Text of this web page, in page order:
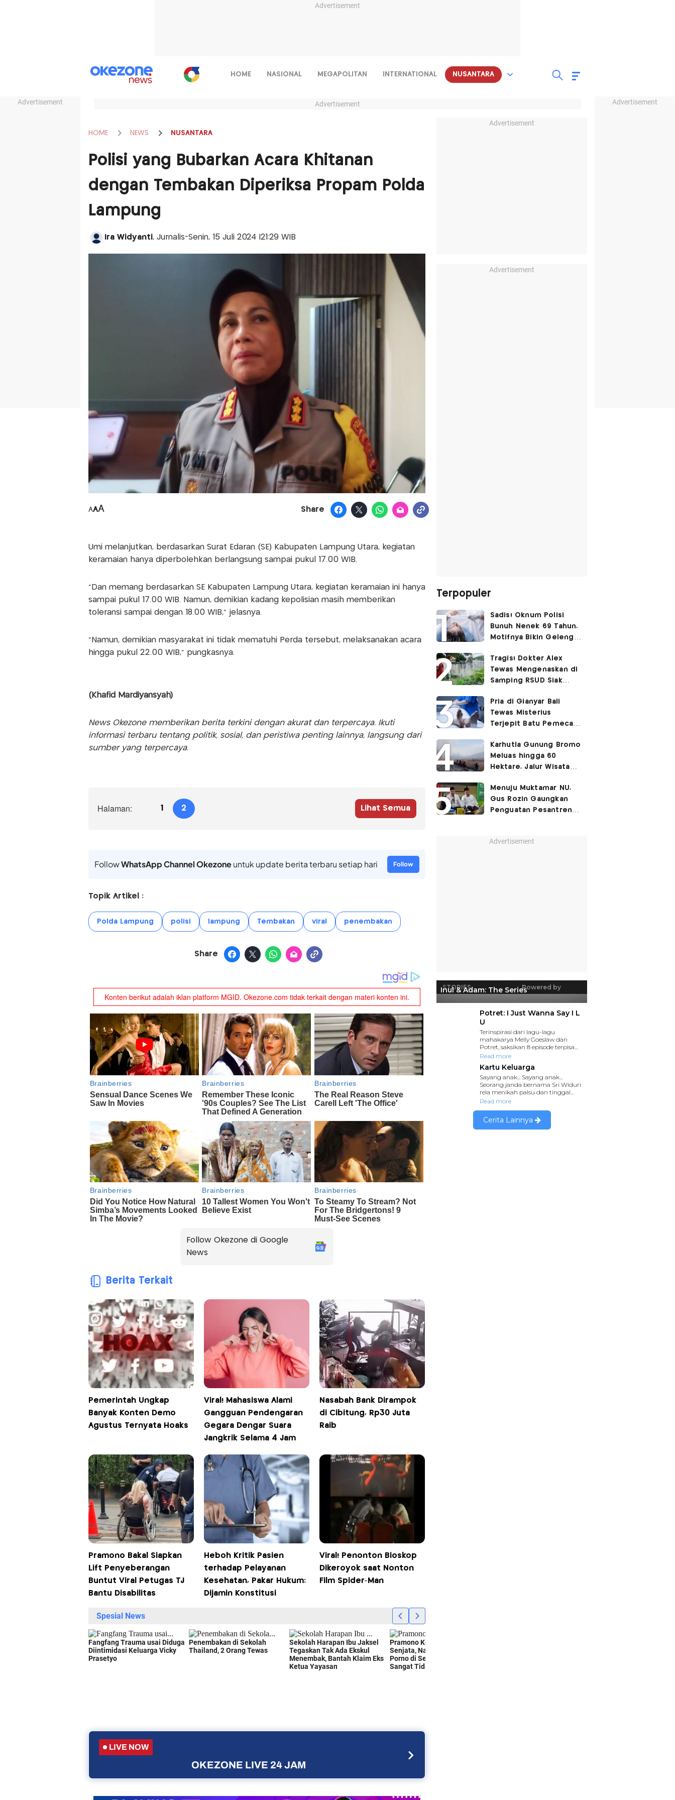
Advertisement
Advertisement Advertisement
HOME NASIONAL MEGAPOLITAN INTERNATIONAL NUSANTARA
Advertisement
HOME NEWS NUSANTARA
Polisi yang Bubarkan Acara Khitanan
dengan Tembakan Diperiksa Propam Polda
Lampung
Ira Widyanti, Jurnalis-Senin, 15 Juli 2024 |21:29 WIB
AAA Share
Umi melanjutkan, berdasarkan Surat Edaran (SE) Kabupaten Lampung Utara, kegiatan
keramaian hanya diperbolehkan berlangsung sampai pukul 17.00 WIB.
"Dan memang berdasarkan SE Kabupaten Lampung Utara, kegiatan keramaian ini hanya
sampai pukul 17.00 WIB. Namun, demikian kadang kepolisian masih memberikan
toleransi sampai dengan 18.00 WIB," jelasnya.
"Namun, demikian masyarakat ini tidak mematuhi Perda tersebut, melaksanakan acara
hingga pukul 22.00 WIB," pungkasnya.
(Khafid Mardiyansyah)
News Okezone memberikan berita terkini dengan akurat dan terpercaya. Ikuti
informasi terbaru tentang politik, sosial, dan peristiwa penting lainnya, langsung dari
sumber yang terpercaya.
Halaman: 1 2 Lihat Semua
FollowWhatsApp Channel Okezoneuntuk update berita terbaru setiap hari Follow
Topik Artikel :
Polda Lampung polisi lampung Tembakan viral penembakan
Share
Follow Okezone di Google
News
Berita Terkait
Pemerintah Ungkap
Banyak Konten Demo
Agustus Ternyata Hoaks
Viral! Mahasiswa Alami
Gangguan Pendengaran
Gegara Dengar Suara
Jangkrik Selama 4 Jam
Nasabah Bank Dirampok
di Cibitung, Rp30 Juta
Raib
Pramono Bakal Siapkan
Lift Penyeberangan
Buntut Viral Petugas TJ
Bantu Disabilitas
Heboh Kritik Pasien
terhadap Pelayanan
Kesehatan, Pakar Hukum:
Dijamin Konstitusi
Viral! Penonton Bioskop
Dikeroyok saat Nonton
Film Spider-Man
LIVE NOW
OKEZONE LIVE 24 JAM
Advertisement
Advertisement
Terpopuler
Sadis! Oknum Polisi
Bunuh Nenek 69 Tahun,
Motifnya Bikin Geleng
Tragis! Dokter Alex
Tewas Mengenaskan di
Samping RSUD Siak
Rocuronium
Pria di Gianyar Bali
Tewas Misterius
Terjepit Batu Pemecah
Karhutla Gunung Bromo
Meluas hingga 60
Hektare, Jalur Wisata
Menuju Muktamar NU,
Gus Rozin Gaungkan
Penguatan Pesantren
Advertisement